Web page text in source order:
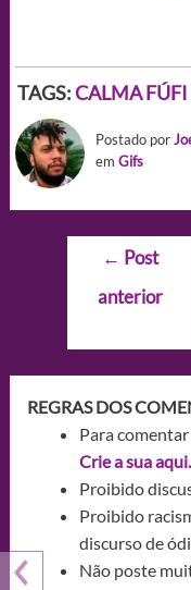
TAGS:CALMA FÚFI
Postado por
em Gifs
Navegação
Post
← Post
anterior
REGRAS DOS
Para
Crie a sua aqui.
Proibido
Proibido
discurso de
Não poste